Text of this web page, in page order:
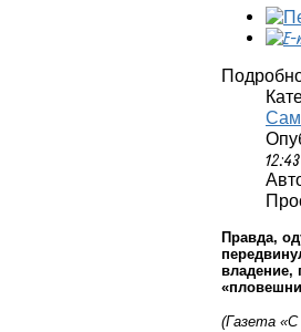
12:43
Правда,
владение,
(Газета